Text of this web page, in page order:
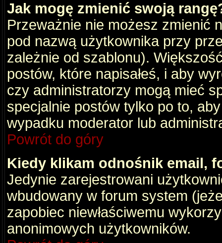
Jak mogę zmienić swoją
Przeważnie nie możesz zmienić
pod nazwą użytkownika przy
zależnie od szablonu).
postów, które napisałeś, i aby
czy administratorzy mogą mieć
specjalnie postów tylko po to,
wypadku moderator lub
Powrót do góry
Kiedy klikam odnośnik email,
Jedynie zarejestrowani
wbudowany w forum system
zapobiec niewłaściwemu
anonimowych użytkowników.